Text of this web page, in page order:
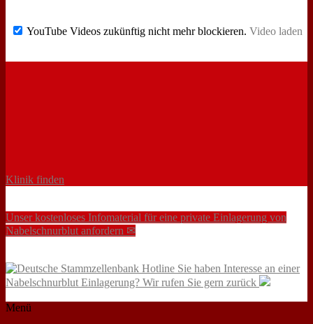
YouTube Videos zukünftig nicht mehr blockieren. Video laden
Klinik finden
Unser kostenloses Infomaterial für eine private Einlagerung von
Nabelschnurblut anfordern ✉
Sie haben Interesse an einer
Nabelschnurblut Einlagerung? Wir rufen Sie gern zurück
Menü